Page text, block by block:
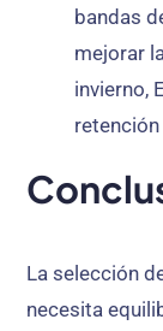
bandas
mejorar
invierno,
La selección
necesita